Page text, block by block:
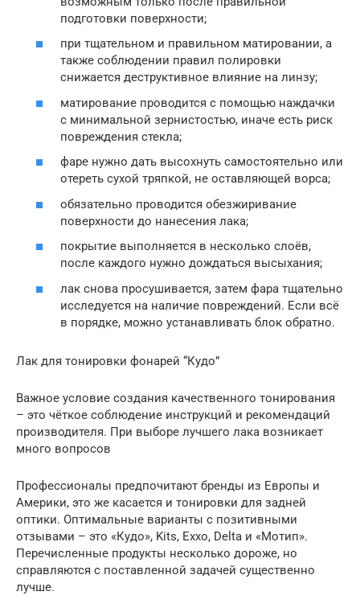
подготовки поверхности;
при тщательном и правильном матировании, а
также соблюдении правил полировки
снижается деструктивное влияние на линзу;
матирование проводится с помощью наждачки
с минимальной зернистостью, иначе есть риск
повреждения стекла;
фаре нужно дать высохнуть самостоятельно или
отереть сухой тряпкой, не оставляющей ворса;
обязательно проводится обезжиривание
поверхности до нанесения лака;
покрытие выполняется в несколько слоёв,
после каждого нужно дождаться высыхания;
лак снова просушивается, затем фара тщательно
исследуется на наличие повреждений. Если всё
в порядке, можно устанавливать блок обратно.
Лак для тонировки фонарей “Кудо”
Важное условие создания качественного тонирования
– это чёткое соблюдение инструкций и рекомендаций
производителя. При выборе лучшего лака возникает
много вопросов
Профессионалы предпочитают бренды из Европы и
Америки, это же касается и тонировки для задней
оптики. Оптимальные варианты с позитивными
отзывами – это «Кудо», Kits, Exxo, Delta и «Мотип».
Перечисленные продукты несколько дороже, но
справляются с поставленной задачей существенно
лучше.